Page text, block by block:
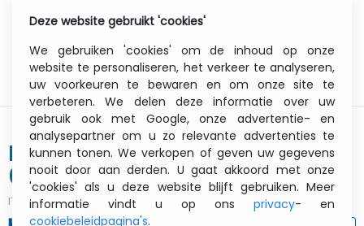
Pr-1850g - Green Stamp (18x50)
6pk
ITCurry #:07356998| Article #: PR1850G6P
Deze website gebruikt 'cookies'
We gebruiken 'cookies' om de inhoud op onze
website te personaliseren, het verkeer te analyseren,
uw voorkeuren te bewaren en om onze site te
verbeteren. We delen deze informatie over uw
gebruik ook met Google, onze advertentie- en
analysepartner om u zo relevante advertenties te
kunnen tonen. We verkopen of geven uw gegevens
nooit door aan derden. U gaat akkoord met onze
'cookies' als u deze website blijft gebruiken. Meer
informatie vindt u op ons privacy- en
cookiebeleidpagina's.